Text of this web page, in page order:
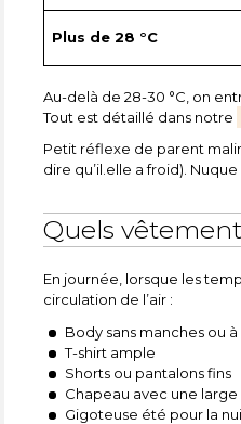
Plus de 28 °C
Au-delà de 28-30 °C, on
Tout est détaillé dans notre
Petit réflexe de parent
dire qu’il.elle a froid).
Quels
En journée, lorsque les
circulation de l’air :
Body sans manches ou
T-shirt ample
Shorts ou pantalons fins
Chapeau avec une
Gigoteuse été pour la